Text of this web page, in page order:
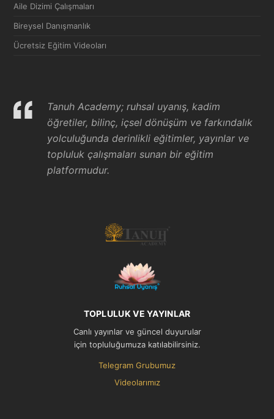
Aile Dizimi Çalışmaları
Bireysel Danışmanlık
Ücretsiz Eğitim Videoları
Tanuh Academy; ruhsal uyanış, kadim
öğretiler, bilinç, içsel dönüşüm ve farkındalık
yolculuğunda derinlikli eğitimler, yayınlar ve
topluluk çalışmaları sunan bir eğitim
platformudur.
TOPLULUK VE YAYINLAR
Canlı yayınlar ve güncel duyurular
için topluluğumuza katılabilirsiniz.
Telegram Grubumuz
Videolarımız